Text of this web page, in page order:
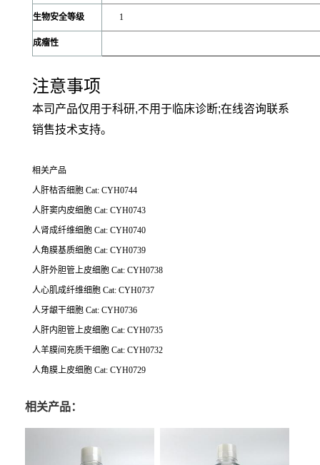
生物安全等级 1
成瘤性
注意事项
本司产品仅用于科研,不用于临床诊断;在线咨询联系
销售技术支持。
相关产品
人肝枯否细胞 Cat: CYH0744
人肝窦内皮细胞 Cat: CYH0743
人肾成纤维细胞 Cat: CYH0740
人角膜基质细胞 Cat: CYH0739
人肝外胆管上皮细胞 Cat: CYH0738
人心肌成纤维细胞 Cat: CYH0737
人牙龈干细胞 Cat: CYH0736
人肝内胆管上皮细胞 Cat: CYH0735
人羊膜间充质干细胞 Cat: CYH0732
人角膜上皮细胞 Cat: CYH0729
相关产品：